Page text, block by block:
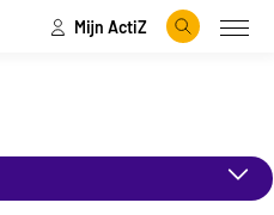
Mijn ActiZ
Zoeken